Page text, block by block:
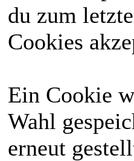
du zum
Cookies
Ein Cookie
Wahl
erneut